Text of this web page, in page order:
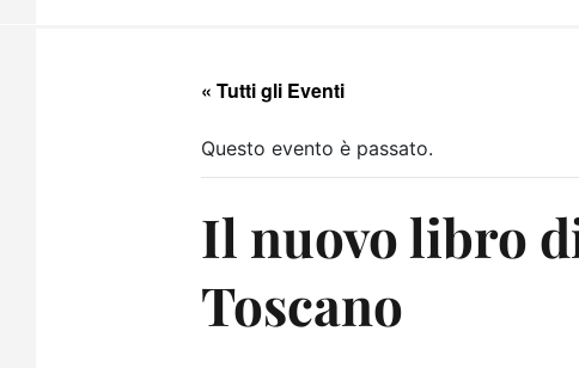
« Tutti gli Eventi
Questo evento è passato.
Il nuovo libro
Toscano